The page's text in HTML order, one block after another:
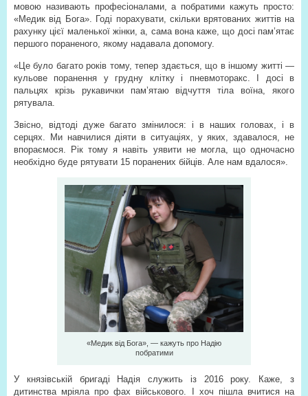
мовою називають професіоналами, а побратими кажуть просто:
«Медик від Бога». Годі порахувати, скільки врятованих життів на
рахунку цієї маленької жінки, а, сама вона каже, що досі пам’ятає
першого пораненого, якому надавала допомогу.
«Це було багато років тому, тепер здається, що в іншому житті —
кульове поранення у грудну клітку і пневмоторакс. І досі в
пальцях крізь рукавички пам’ятаю відчуття тіла воїна, якого
рятувала.
Звісно, відтоді дуже багато змінилося: і в наших головах, і в
серцях. Ми навчилися діяти в ситуаціях, у яких, здавалося, не
впораємося. Рік тому я навіть уявити не могла, що одночасно
необхідно буде рятувати 15 поранених бійців. Але нам вдалося».
«Медик від Бога», — кажуть про Надію
побратими
У князівській бригаді Надія служить із 2016 року. Каже, з
дитинства мріяла про фах військового. І хоч пішла вчитися на